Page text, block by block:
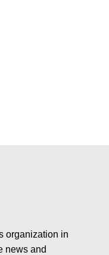
organization in
news and